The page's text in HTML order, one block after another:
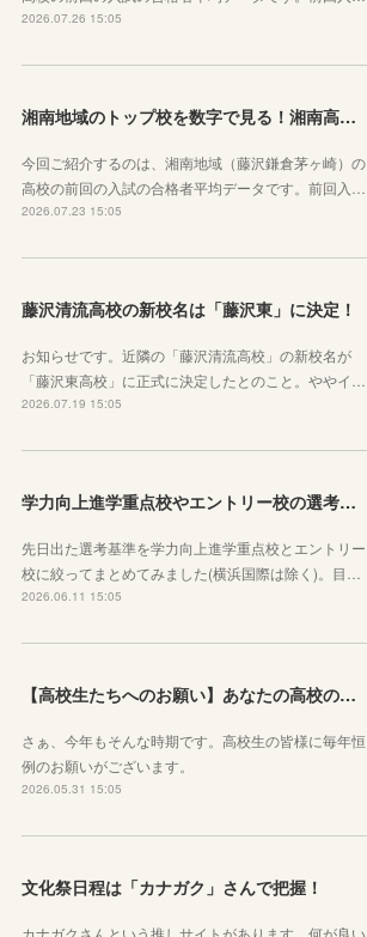
2026.07.26 15:05
湘南地域のトップ校を数字で見る！湘南高校&鎌倉高校&茅ケ崎北陵高校
今回ご紹介するのは、湘南地域（藤沢鎌倉茅ヶ崎）の
高校の前回の入試の合格者平均データです。前回入…
2026.07.23 15:05
藤沢清流高校の新校名は「藤沢東」に決定！
お知らせです。近隣の「藤沢清流高校」の新校名が
「藤沢東高校」に正式に決定したとのこと。ややイ…
2026.07.19 15:05
学力向上進学重点校やエントリー校の選考基準比べ
先日出た選考基準を学力向上進学重点校とエントリー
校に絞ってまとめてみました(横浜国際は除く)。目…
2026.06.11 15:05
【高校生たちへのお願い】あなたの高校の魅力を教えてください。
さぁ、今年もそんな時期です。高校生の皆様に毎年恒
例のお願いがございます。
2026.05.31 15:05
文化祭日程は「カナガク」さんで把握！
カナガクさんという推しサイトがあります。何が良い